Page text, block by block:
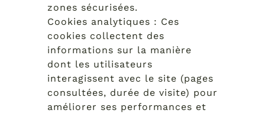
zones sécurisées.
Cookies analytiques : Ces
cookies collectent des
informations sur la manière
dont les utilisateurs
interagissent avec le site (pages
consultées, durée de visite) pour
améliorer ses performances et